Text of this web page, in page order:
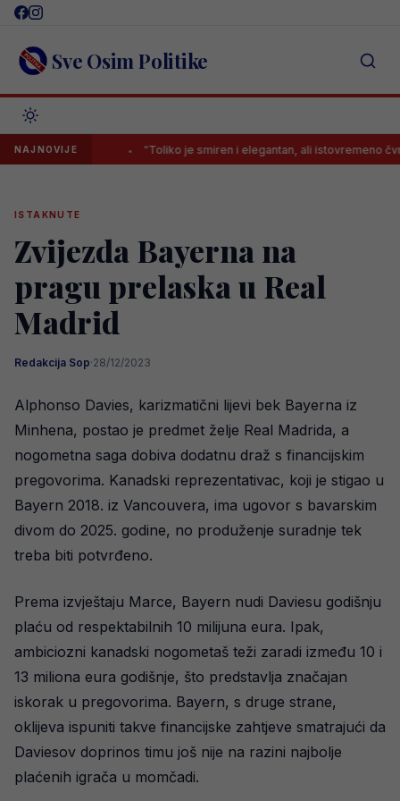
Skip
content Sve Osim Politike
NAJNOVIJE
Messiju “Toliko je smiren i elegantan, ali istovremeno čvrst kao
ISTAKNUTE
Zvijezda Bayerna na
pragu prelaska u Real
Madrid
Redakcija Sop·28/12/2023
Alphonso Davies, karizmatični lijevi bek Bayerna iz
Minhena, postao je predmet želje Real Madrida, a
nogometna saga dobiva dodatnu draž s financijskim
pregovorima. Kanadski reprezentativac, koji je stigao u
Bayern 2018. iz Vancouvera, ima ugovor s bavarskim
divom do 2025. godine, no produženje suradnje tek
treba biti potvrđeno.
Prema izvještaju Marce, Bayern nudi Daviesu godišnju
plaću od respektabilnih 10 milijuna eura. Ipak,
ambiciozni kanadski nogometaš teži zaradi između 10 i
13 miliona eura godišnje, što predstavlja značajan
iskorak u pregovorima. Bayern, s druge strane,
oklijeva ispuniti takve financijske zahtjeve smatrajući da
Daviesov doprinos timu još nije na razini najbolje
plaćenih igrača u momčadi.